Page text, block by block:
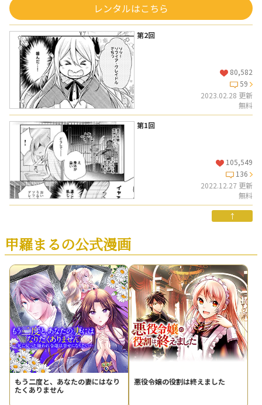
レンタルはこちら
第2回
80,582
59
2023.02.28 更新
無料
第1回
105,549
136
2022.12.27 更新
無料
↑
甲羅まるの公式漫画
もう二度と、あなたの妻にはなり
たくありません
悪役令嬢の役割は終えました